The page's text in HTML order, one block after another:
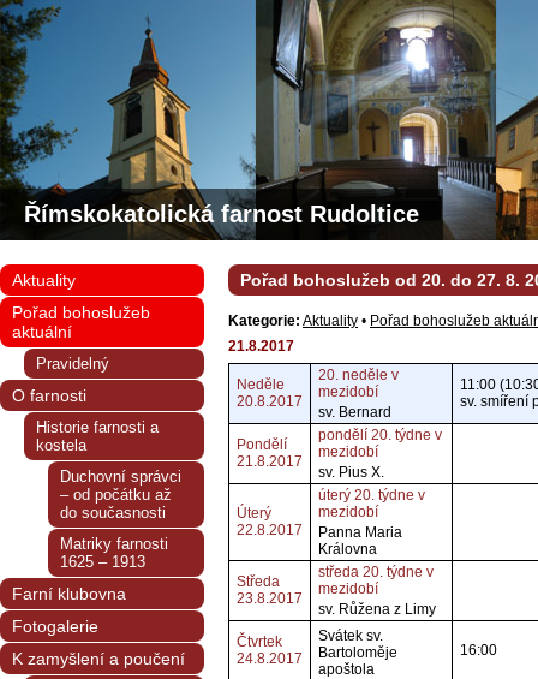
Římskokatolická farnost Rudoltice
Pořad bohoslužeb od 20. do 27. 8.
Kategorie: Aktuality • Pořad bohoslužeb
21.8.2017
Neděle
20.8.2017
20. neděle v
mezidobí
sv. Bernard
11:00
sv. smíření
Pondělí
21.8.2017
pondělí 20. týdne v
mezidobí
sv. Pius X.
Úterý
22.8.2017
úterý 20. týdne v
mezidobí
Panna Maria
Královna
Středa
23.8.2017
středa 20. týdne v
mezidobí
sv. Růžena z Limy
Čtvrtek
24.8.2017
Svátek sv.
Bartoloměje
apoštola
16:00
Aktuality
Pořad bohoslužeb
aktuální
Pravidelný
O farnosti
Historie farnosti a
kostela
Duchovní správci
– od počátku až
do současnosti
Matriky farnosti
1625 – 1913
Farní klubovna
Fotogalerie
K zamyšlení a poučení